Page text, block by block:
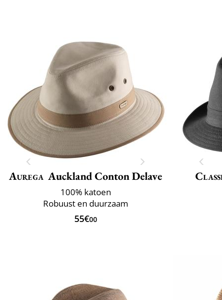
Aurega Auckland Conton Delave
100% katoen
Robuust en duurzaam
55€00